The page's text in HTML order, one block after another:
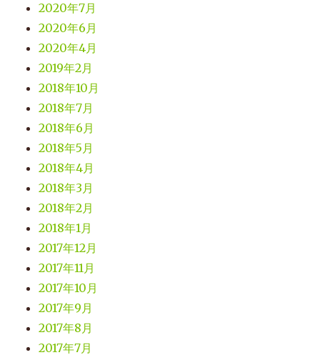
2020年7月
2020年6月
2020年4月
2019年2月
2018年10月
2018年7月
2018年6月
2018年5月
2018年4月
2018年3月
2018年2月
2018年1月
2017年12月
2017年11月
2017年10月
2017年9月
2017年8月
2017年7月